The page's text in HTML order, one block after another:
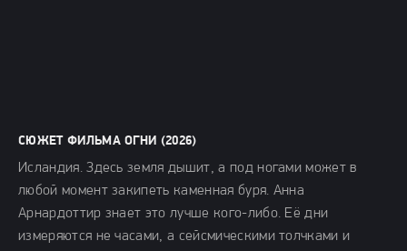
СЮЖЕТ ФИЛЬМА ОГНИ (2026)
Исландия. Здесь земля дышит, а под ногами может в
любой момент закипеть каменная буря. Анна
Арнардоттир знает это лучше кого-либо. Её дни
измеряются не часами, а сейсмическими толчками и